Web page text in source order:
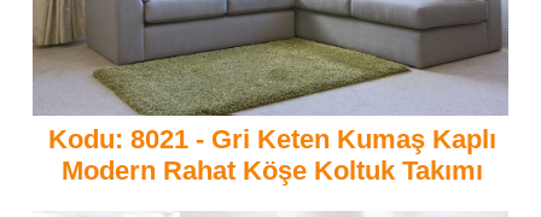
Kodu: 8021 - Gri Keten Kumaş Kaplı
Modern Rahat Köşe Koltuk Takımı